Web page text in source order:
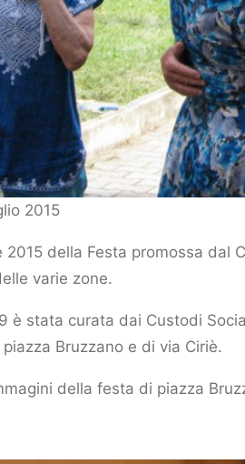
2015
2015 della Festa promossa dal
varie zone.
è stata curata dai Custodi
Bruzzano e di via Ciriè.
della festa di piazza